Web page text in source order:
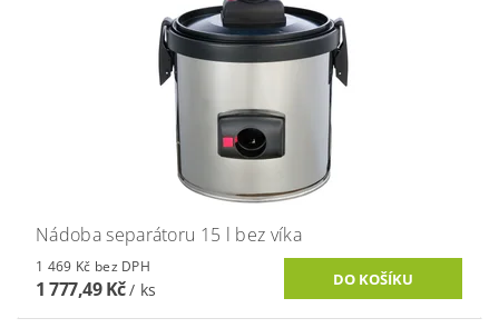
Nádoba separátoru 15 l bez víka
1 469 Kč bez DPH
1 777,49 Kč/ ks